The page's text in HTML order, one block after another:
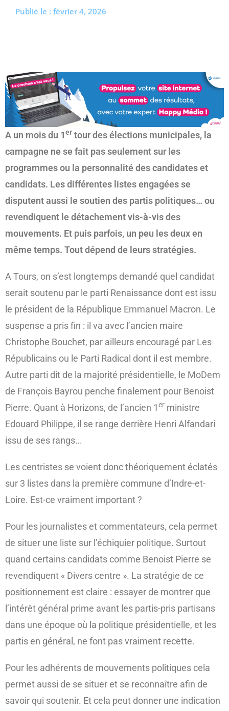
Publié le : février 4, 2026
A un mois du 1er tour des élections municipales, la
campagne ne se fait pas seulement sur les
programmes ou la personnalité des candidates et
candidats. Les différentes listes engagées se
disputent aussi le soutien des partis politiques… ou
revendiquent le détachement vis-à-vis des
mouvements. Et puis parfois, un peu les deux en
même temps. Tout dépend de leurs stratégies.
A Tours, on s’est longtemps demandé quel candidat
serait soutenu par le parti Renaissance dont est issu
le président de la République Emmanuel Macron. Le
suspense a pris fin : il va avec l’ancien maire
Christophe Bouchet, par ailleurs encouragé par Les
Républicains ou le Parti Radical dont il est membre.
Autre parti dit de la majorité présidentielle, le MoDem
de François Bayrou penche finalement pour Benoist
Pierre. Quant à Horizons, de l’ancien 1er ministre
Edouard Philippe, il se range derrière Henri Alfandari
issu de ses rangs…
Les centristes se voient donc théoriquement éclatés
sur 3 listes dans la première commune d’Indre-et-
Loire. Est-ce vraiment important ?
Pour les journalistes et commentateurs, cela permet
de situer une liste sur l’échiquier politique. Surtout
quand certains candidats comme Benoist Pierre se
revendiquent « Divers centre ». La stratégie de ce
positionnement est claire : essayer de montrer que
l’intérêt général prime avant les partis-pris partisans
dans une époque où la politique présidentielle, et les
partis en général, ne font pas vraiment recette.
Pour les adhérents de mouvements politiques cela
permet aussi de se situer et se reconnaître afin de
savoir qui soutenir. Et cela peut donner une indication